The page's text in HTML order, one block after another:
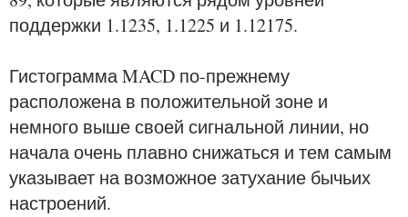
поддержки 1.1235, 1.1225 и 1.12175.
Гистограмма MACD по-прежнему
расположена в положительной зоне и
немного выше своей сигнальной линии, но
начала очень плавно снижаться и тем самым
указывает на возможное затухание бычьих
настроений.